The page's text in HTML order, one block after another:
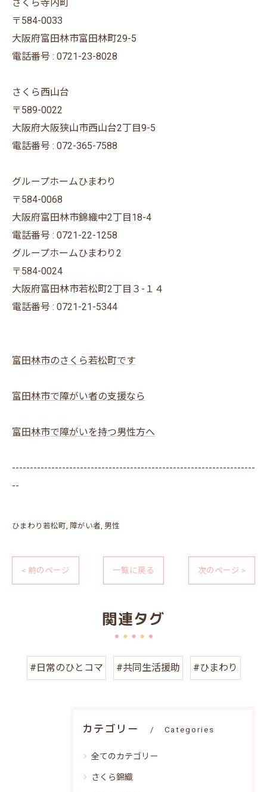
さくら寺内町
〒584-0033
大阪府富田林市富田林町29-5
電話番号 : 0721-23-8028
さくら西山台
〒589-0022
大阪府大阪狭山市西山台2丁目9-5
電話番号 : 072-365-7588
グループホームひまわり
〒584-0068
大阪府富田林市錦織中2丁目18-4
電話番号 : 0721-22-1258
グループホームひまわり2
〒584-0024
大阪府富田林市若松町2丁目３-１４
電話番号 : 0721-21-5344
富田林市のさくら若松町です
富田林市で障がい者の支援なら
富田林市で障がいを持つ男性方へ
--------------------------------------------------------------------
--
ひまわり若松町 障がい者 男性
< 前のページ 一覧に戻る 次のページ >
関連タグ
#日常のひとコマ #共同生活援助 #ひまわり
カテゴリー Categories
全てのカテゴリー
さくら錦織